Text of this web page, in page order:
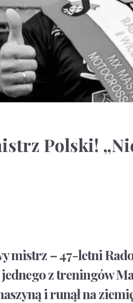
Polski!
mistrz – 47-letni
z treningów
i runął na